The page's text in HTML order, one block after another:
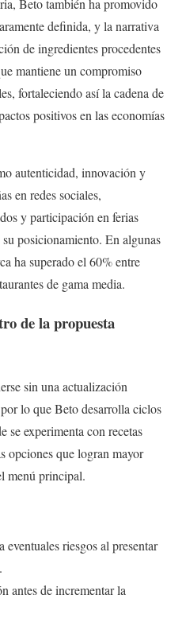
Beto también ha promovido
definida, y la narrativa
de ingredientes procedentes
mantiene un compromiso
fortaleciendo así la cadena de
positivos en las economías
autenticidad, innovación y
en redes sociales,
y participación en ferias
posicionamiento. En algunas
ha superado el 60% entre
de gama media.
de la propuesta
sin una actualización
lo que Beto desarrolla ciclos
se experimenta con recetas
opciones que logran mayor
menú principal.
riesgos al presentar
antes de incrementar la